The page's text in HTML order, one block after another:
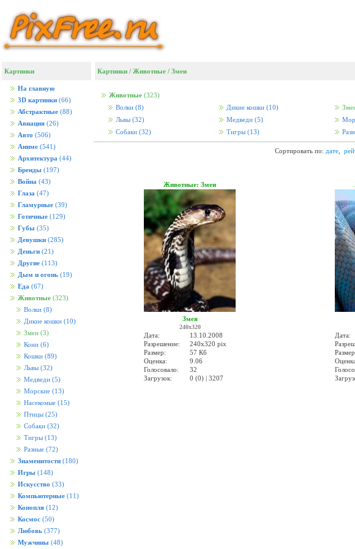
Картинки
На главную
3D картинки (66)
Абстрактные (88)
Авиация (26)
Авто (506)
Аниме (541)
Архитектура (44)
Бренды (197)
Война (43)
Глаза (47)
Гламурные (39)
Готичные (129)
Губы (35)
Девушки (285)
Деньги (21)
Другие (113)
Дым и огонь (19)
Еда (67)
Животные (323)
Волки (8)
Дикие кошки (10)
Змеи (3)
Кони (6)
Кошки (89)
Львы (32)
Медведи (5)
Морские (13)
Насекомые (15)
Птицы (25)
Собаки (32)
Тигры (13)
Разные (72)
Знаменитости (180)
Игры (148)
Искусство (33)
Компьютерные (11)
Конопля (12)
Космос (50)
Любовь (377)
Мужчины (48)
Картинки / Животные / Змеи
Животные (323)
Волки (8) Дикие кошки (10)
Львы (32) Медведи (5)
Собаки (32) Тигры (13)
Сортировать по: дате,
Животные: Змеи
Змея
240x320
Дата:
13.10.2008
Разрешение:
240x320 pix
Размер:
57 Кб
Оценка:
9.06
Голосовало:
32
Загрузок:
0 (0) | 3207
Дата: